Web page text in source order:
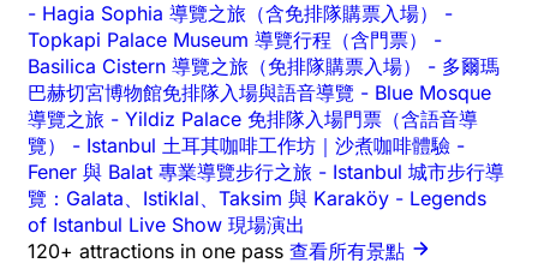
- Hagia Sophia 導覽之旅（含免排隊購票入場） -
Topkapi Palace Museum 導覽行程（含門票） -
Basilica Cistern 導覽之旅（免排隊購票入場） - 多爾瑪
巴赫切宮博物館免排隊入場與語音導覽 - Blue Mosque
導覽之旅 - Yildiz Palace 免排隊入場門票（含語音導
覽） - Istanbul 土耳其咖啡工作坊｜沙煮咖啡體驗 -
Fener 與 Balat 專業導覽步行之旅 - Istanbul 城市步行導
覽：Galata、Istiklal、Taksim 與 Karaköy - Legends
of Istanbul Live Show 現場演出
120+ attractions in one pass 查看所有景點